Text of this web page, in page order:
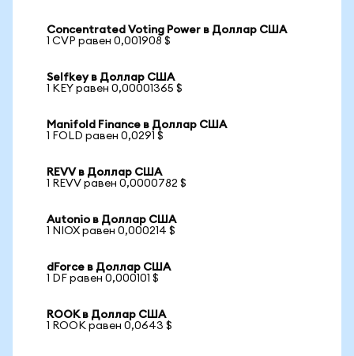
Concentrated Voting Power в Доллар США
1 CVP равен 0,001908 $
Selfkey в Доллар США
1 KEY равен 0,00001365 $
Manifold Finance в Доллар США
1 FOLD равен 0,0291 $
REVV в Доллар США
1 REVV равен 0,0000782 $
Autonio в Доллар США
1 NIOX равен 0,000214 $
dForce в Доллар США
1 DF равен 0,000101 $
ROOK в Доллар США
1 ROOK равен 0,0643 $